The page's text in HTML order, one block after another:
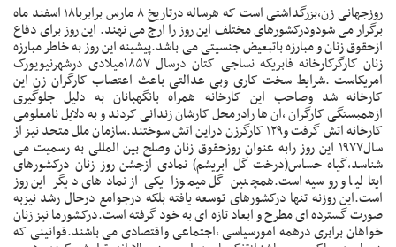
روزجهانی زن،بزرگداشتی است که هرساله درتاریخ ۸ مارس برابربا۱۸ اسفند ماه
برگرار می شودودرکشورهای مختلف این روز را ارج می نهند. این روز برای دفاع
ازحقوق زنان و مبارزه باتبعیض جنسیتی می باشد.پیشینه این روز به خاطر مبارزه
زنان کارگرکارخانه فابریکه نساجی کتان درسال ۱۸۵۷میلادی درشهرنیویورک
امریکاست .شرایط سخت کاری وبی عدالتی باعث اعتصاب کارگران زن این
کارخانه شد وصاحب این کارخانه همراه بانگهبانان به دلیل جلوگیری
ازهمبستگی کارگران ،ان ها رادرمحل کارشان زندانی کردند و به دلایل نامعلومی
کارخانه اتش گرفت و۱۲۹ کارگرزن دراین اتش سوختند.سازمان ملل متحد نیز از
سال۱۹۷۷ این روز رابه عنوان روزحقوق زنان وصلح بین المللی به رسمیت می
شناسد،گیاه حساس(درخت گل ابریشم) نمادی ازجشن روز زنان درکشورهای
ایتالیا و روسیه است.همچنین گل میموزا یکی از نمادهای دیگر این روز
است.این روزنه تنها درکشورهای توسعه یافته بلکه درجوامع درحال رشد نیزبه
صورت گسترده ای مطرح و ابعاد تازه ای به خود گرفته است.درکشورما نیز زنان
خواهان برابری درهمه امورسیاسی ،اجتماعی واقتصادی می باشند.قوانینی که